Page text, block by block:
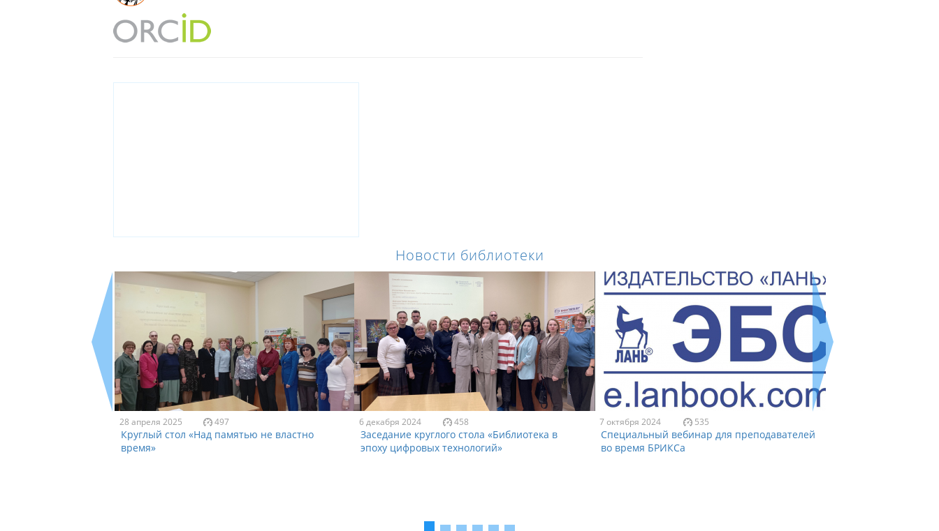
Новости библиотеки
28 апреля 2025 497
Круглый стол «Над памятью не властно
время»
6 декабря 2024 458
Заседание круглого стола «Библиотека в
эпоху цифровых технологий»
7 октября 2024 535
Специальный вебинар для преподавателей
во время БРИКСа